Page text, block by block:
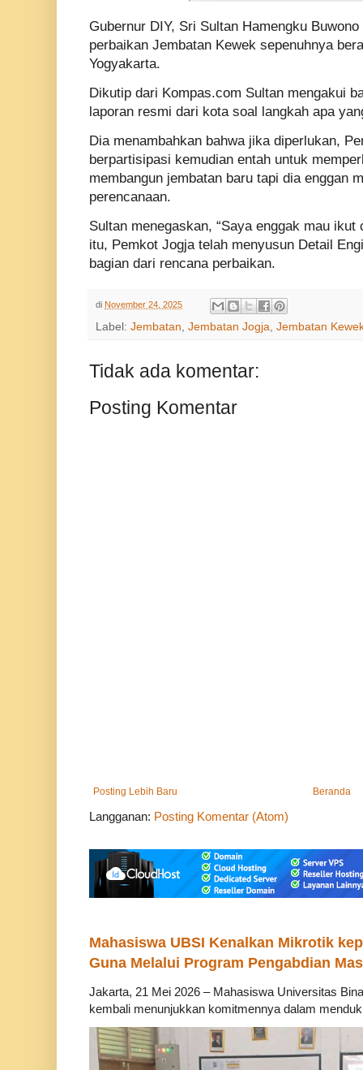
Gubernur DIY, Sri Sultan Hamengku
perbaikan Jembatan Kewek sepenuhnya
Yogyakarta.
Dikutip dari Kompas.com Sultan mengakui
laporan resmi dari kota soal langkah apa
Dia menambahkan bahwa jika diperlukan,
berpartisipasi kemudian entah untuk
membangun jembatan baru tapi dia enggan
perencanaan.
Sultan menegaskan, “Saya enggak mau ikut
itu, Pemkot Jogja telah menyusun Detail
bagian dari rencana perbaikan.
di November 24, 2025
Label: Jembatan Jembatan Jogja Jembatan
Tidak ada komentar:
Posting Komentar
Posting Lebih Baru Beranda
Langganan: Posting Komentar (Atom)
Mahasiswa UBSI Kenalkan Mikrotik
Guna Melalui Program Pengabdian
Jakarta, 21 Mei 2026 – Mahasiswa Universitas
kembali menunjukkan komitmennya dalam